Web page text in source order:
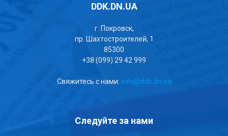
DDK.DN.UA
г. Покровск,
пр. Шахтостроителей, 1
85300
+38 (099) 29 42 999
Свяжитесь с нами: info@ddk.dn.ua
Следуйте за нами